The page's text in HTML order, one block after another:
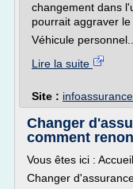
changement dans
pourrait aggraver
Véhicule personnel...
Lire la suite
Site :
Changer
comment
Vous êtes ici :
Changer